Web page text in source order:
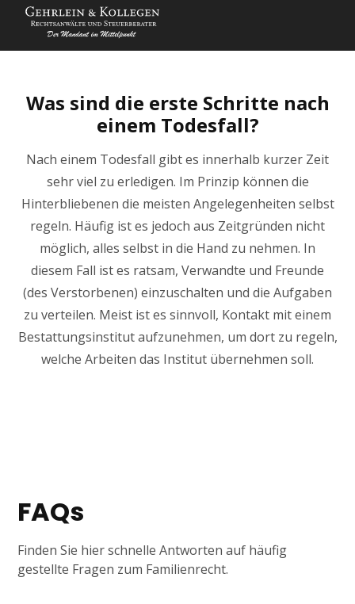
Was sind die erste Schritte nach
einem Todesfall?
Nach einem Todesfall gibt es innerhalb kurzer Zeit
sehr viel zu erledigen. Im Prinzip können die
Hinterbliebenen die meisten Angelegenheiten selbst
regeln. Häufig ist es jedoch aus Zeitgründen nicht
möglich, alles selbst in die Hand zu nehmen. In
diesem Fall ist es ratsam, Verwandte und Freunde
(des Verstorbenen) einzuschalten und die Aufgaben
zu verteilen. Meist ist es sinnvoll, Kontakt mit einem
Bestattungsinstitut aufzunehmen, um dort zu regeln,
welche Arbeiten das Institut übernehmen soll.
FAQs
Finden Sie hier schnelle Antworten auf häufig
gestellte Fragen zum Familienrecht.